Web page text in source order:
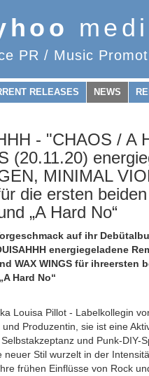
PR / Music
RELEASES NEWS
- "CHAOS / A
(20.11.20)
MINIMAL
die ersten
„A Hard No“
auf ihr
energiegeladene
WAX WINGS für ihreersten
Hard No“
Louisa Pillot - Labelkollegin
Produzentin, sie ist eine
und Punk-DIY-
neuer Stil wurzelt in der
frühen Einflüsse von Rock